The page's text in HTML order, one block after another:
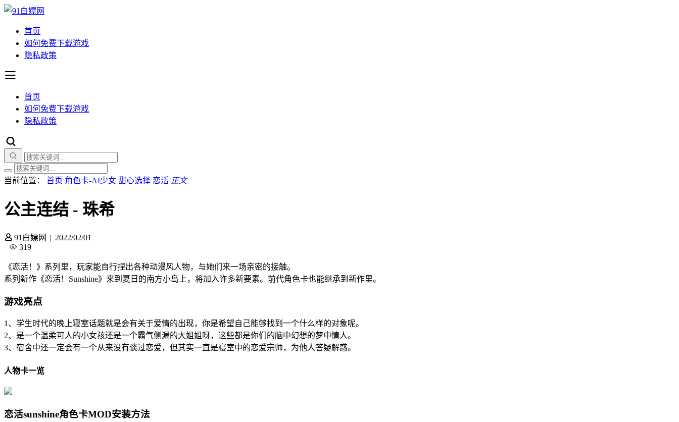
首页
如何免费下载游戏
隐私政策
首页
如何免费下载游戏
隐私政策
当前位置： 首页 角色卡-AI少女 甜心选择 恋活 正文
公主连结 - 珠希
91白嫖网 | 2022/02/01
319
《恋活！》系列里，玩家能自行捏出各种动漫风人物，与她们来一场亲密的接触。
系列新作《恋活！Sunshine》来到夏日的南方小岛上，将加入许多新要素。前代角色卡也能继承到新作里。
游戏亮点
1、学生时代的晚上寝室话题就是会有关于爱情的出现，你是希望自己能够找到一个什么样的对象呢。
2、是一个温柔可人的小女孩还是一个霸气侧漏的大姐姐呀，这些都是你们的脑中幻想的梦中情人。
3、宿舍中还一定会有一个从来没有谈过恋爱，但其实一直是寝室中的恋爱宗师，为他人答疑解惑。
人物卡一览
恋活sunshine角色卡MOD安装方法